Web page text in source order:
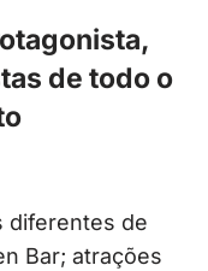
de todo o
diferentes de
Bar; atrações